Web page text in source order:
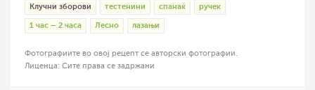
Клучни зборови тестенини спанаќ ручек
1 час – 2 часа Лесно лазањи
Фотографиите во овој рецепт се авторски фотографии.
Лиценца: Сите права се задржани